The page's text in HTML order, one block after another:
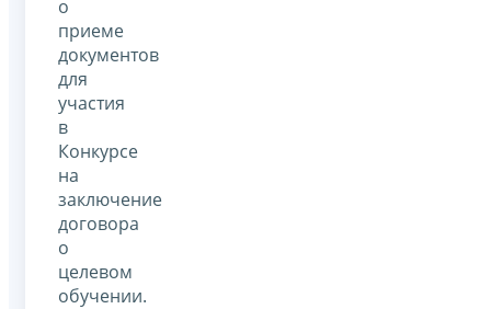
о
приеме
документов
для
участия
в
Конкурсе
на
заключение
договора
о
целевом
обучении.